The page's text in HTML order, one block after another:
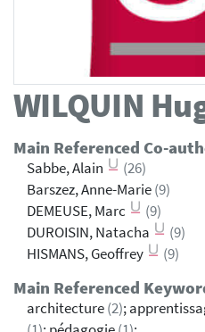
WILQUIN
Main Referenced Co-
Sabbe, Alain
(26)
Barszez, Anne-Marie(9)
DEMEUSE, Marc
(9)
DUROISIN, Natacha
(9)
HISMANS, Geoffrey
(9)
Main Referenced
architecture(2);